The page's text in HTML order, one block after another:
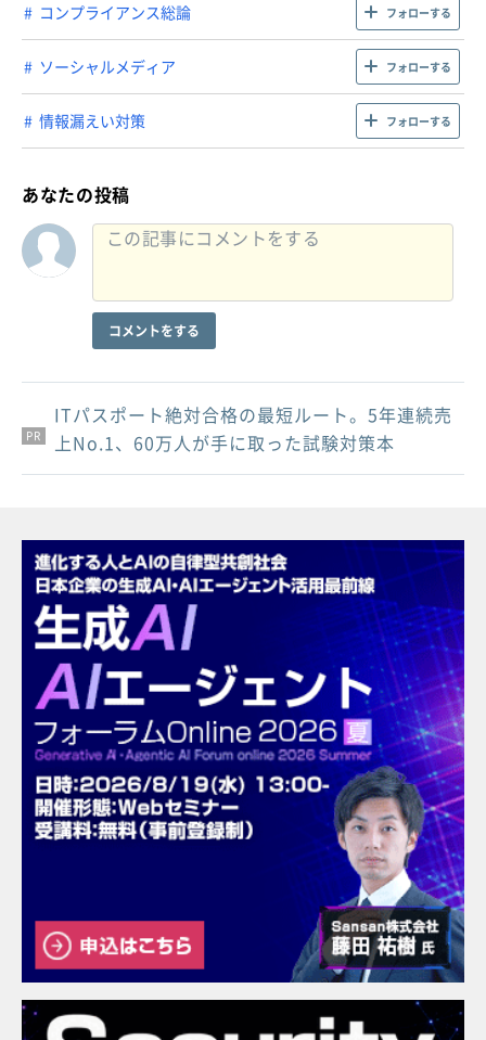
コンプライアンス総論 フォローする
ソーシャルメディア フォローする
情報漏えい対策 フォローする
あなたの投稿
コメントをする
PR
PR
PR
ITパスポート絶対合格の最短ルート。5年連続売
上No.1、60万人が手に取った試験対策本